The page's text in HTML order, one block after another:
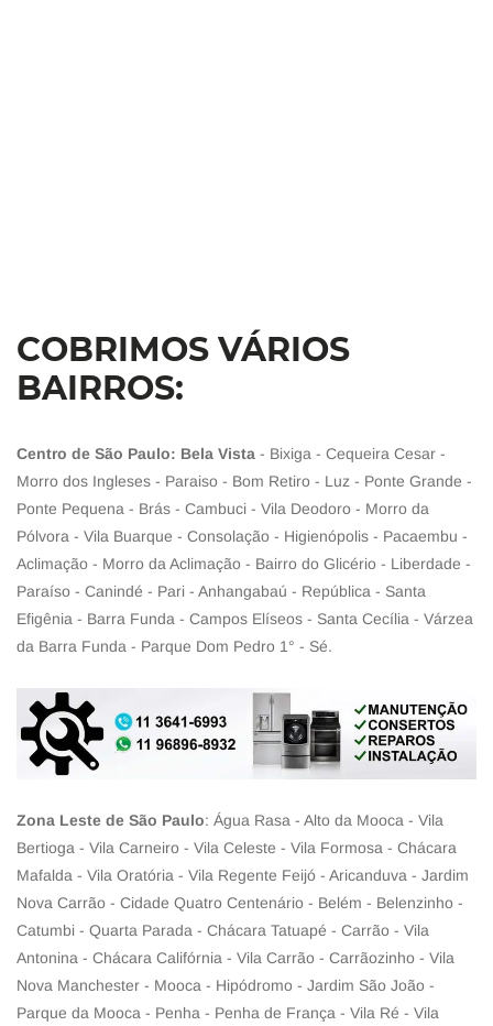
COBRIMOS VÁRIOS
BAIRROS:
Centro de São Paulo: Bela Vista - Bixiga - Cequeira Cesar -
Morro dos Ingleses - Paraiso - Bom Retiro - Luz - Ponte Grande -
Ponte Pequena - Brás - Cambuci - Vila Deodoro - Morro da
Pólvora - Vila Buarque - Consolação - Higienópolis - Pacaembu -
Aclimação - Morro da Aclimação - Bairro do Glicério - Liberdade -
Paraíso - Canindé - Pari - Anhangabaú - República - Santa
Efigênia - Barra Funda - Campos Elíseos - Santa Cecília - Várzea
da Barra Funda - Parque Dom Pedro 1° - Sé.
Zona Leste de São Paulo: Água Rasa - Alto da Mooca - Vila
Bertioga - Vila Carneiro - Vila Celeste - Vila Formosa - Chácara
Mafalda - Vila Oratória - Vila Regente Feijó - Aricanduva - Jardim
Nova Carrão - Cidade Quatro Centenário - Belém - Belenzinho -
Catumbi - Quarta Parada - Chácara Tatuapé - Carrão - Vila
Antonina - Chácara Califórnia - Vila Carrão - Carrãozinho - Vila
Nova Manchester - Mooca - Hipódromo - Jardim São João -
Parque da Mooca - Penha - Penha de França - Vila Ré - Vila